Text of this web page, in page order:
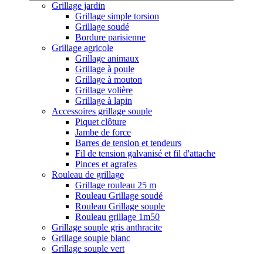
Grillage jardin
Grillage simple torsion
Grillage soudé
Bordure parisienne
Grillage agricole
Grillage animaux
Grillage à poule
Grillage à mouton
Grillage volière
Grillage à lapin
Accessoires grillage souple
Piquet clôture
Jambe de force
Barres de tension et tendeurs
Fil de tension galvanisé et fil d'attache
Pinces et agrafes
Rouleau de grillage
Grillage rouleau 25 m
Rouleau Grillage soudé
Rouleau Grillage souple
Rouleau grillage 1m50
Grillage souple gris anthracite
Grillage souple blanc
Grillage souple vert